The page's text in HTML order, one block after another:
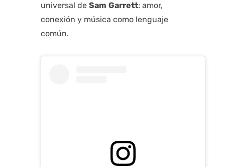
universal de Sam Garrett: amor,
conexión y música como lenguaje
común.